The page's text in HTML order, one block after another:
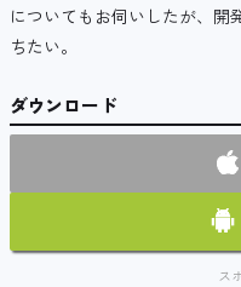
についてもお伺いしたが、開
ちたい。
ダウンロード
ス